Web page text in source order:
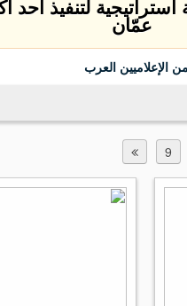
الإعلاميين العرب
9